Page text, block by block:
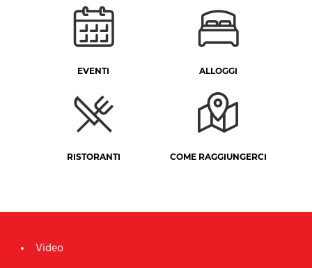
EVENTI ALLOGGI
RISTORANTI COME RAGGIUNGERCI
Video